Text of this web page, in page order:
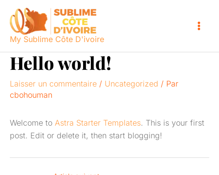
contenu
My Sublime Côte D'ivoire
Hello world!
Laisser un commentaire / Uncategorized / Par
cbohouman
Welcome to Astra Starter Templates. This is your first
post. Edit or delete it, then start blogging!